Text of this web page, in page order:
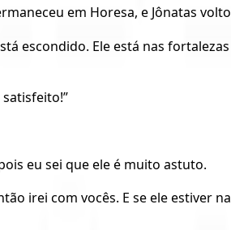
em Horesa, e Jônatas
escondido. Ele está nas
eu sei que ele é muito astuto.
irei com vocês. E se ele estiver